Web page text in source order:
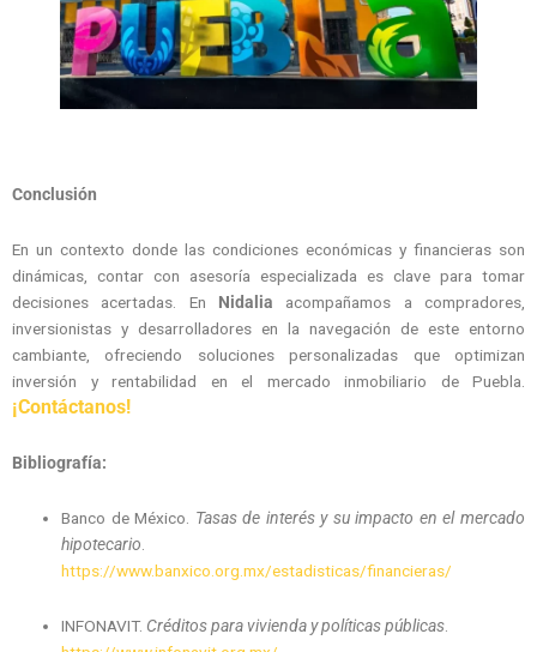
Conclusión
En un contexto donde las condiciones económicas y financieras son
dinámicas, contar con asesoría especializada es clave para tomar
decisiones acertadas. En Nidalia acompañamos a compradores,
inversionistas y desarrolladores en la navegación de este entorno
cambiante, ofreciendo soluciones personalizadas que optimizan
inversión y rentabilidad en el mercado inmobiliario de Puebla.
¡Contáctanos!
Bibliografía:
Banco de México. Tasas de interés y su impacto en el mercado
hipotecario
https://www.banxico.org.mx/estadisticas/financieras/
INFONAVIT. Créditos para vivienda y políticas públicas